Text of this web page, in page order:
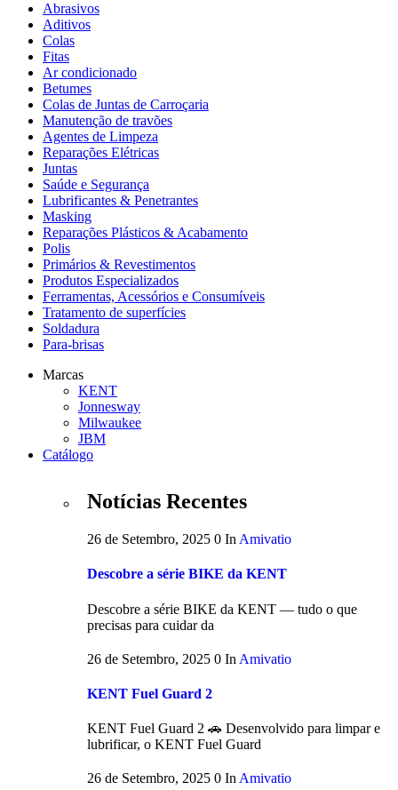
Abrasivos
Aditivos
Colas
Fitas
Ar condicionado
Betumes
Colas de Juntas de Carroçaria
Manutenção de travões
Agentes de Limpeza
Reparações Elétricas
Juntas
Saúde e Segurança
Lubrificantes & Penetrantes
Masking
Reparações Plásticos & Acabamento
Polis
Primários & Revestimentos
Produtos Especializados
Ferramentas, Acessórios e Consumíveis
Tratamento de superfícies
Soldadura
Para-brisas
Marcas
KENT
Jonnesway
Milwaukee
JBM
Catálogo
Notícias Recentes
26 de Setembro, 2025 0 In Amivatio
Descobre a série BIKE da KENT
Descobre a série BIKE da KENT — tudo o que
precisas para cuidar da
26 de Setembro, 2025 0 In Amivatio
KENT Fuel Guard 2
KENT Fuel Guard 2 🚗 Desenvolvido para limpar e
lubrificar, o KENT Fuel Guard
26 de Setembro, 2025 0 In Amivatio